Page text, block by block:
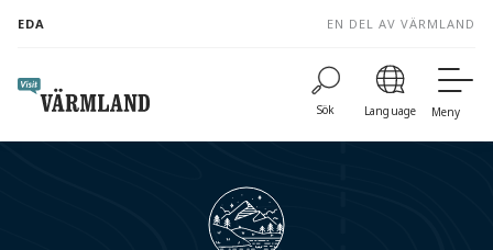
content
EDA EN DEL AV VÄRMLAND
Sök Language Meny